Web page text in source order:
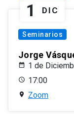
1 DIC
Seminarios
Jorge
1 de
17:00
Zoom